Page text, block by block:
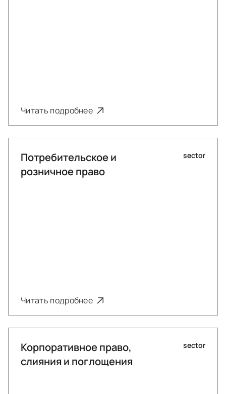
Читать подробнее
Потребительское и
розничное право
sector
Читать подробнее
Корпоративное право,
слияния и поглощения
sector